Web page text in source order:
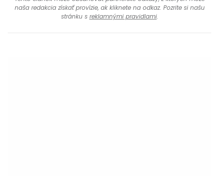
naša redakcia získať provízie, ak kliknete na odkaz. Pozrite si našu
stránku s reklamnými pravidlami.